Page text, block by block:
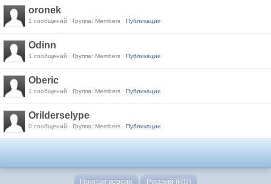
oronek
1 сообщений · Группа: Members · Публикации
Odinn
1 сообщений · Группа: Members · Публикации
Oberic
1 сообщений · Группа: Members · Публикации
Orilderselype
0 сообщений · Группа: Members · Публикации
Полная версия Русский (RU)